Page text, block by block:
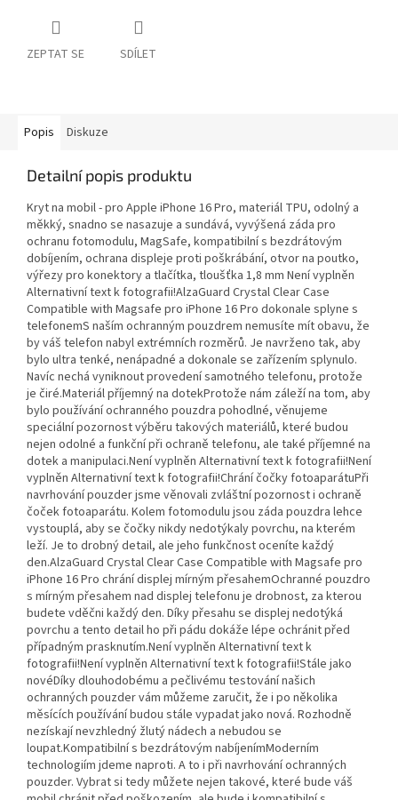
ZEPTAT SE SDÍLET
Popis Diskuze
Detailní popis produktu
Kryt na mobil - pro Apple iPhone 16 Pro, materiál TPU, odolný a
měkký, snadno se nasazuje a sundává, vyvýšená záda pro
ochranu fotomodulu, MagSafe, kompatibilní s bezdrátovým
dobíjením, ochrana displeje proti poškrábání, otvor na poutko,
výřezy pro konektory a tlačítka, tloušťka 1,8 mm Není vyplněn
Alternativní text k fotografii!AlzaGuard Crystal Clear Case
Compatible with Magsafe pro iPhone 16 Pro dokonale splyne s
telefonemS naším ochranným pouzdrem nemusíte mít obavu, že
by váš telefon nabyl extrémních rozměrů. Je navrženo tak, aby
bylo ultra tenké, nenápadné a dokonale se zařízením splynulo.
Navíc nechá vyniknout provedení samotného telefonu, protože
je čiré.Materiál příjemný na dotekProtože nám záleží na tom, aby
bylo používání ochranného pouzdra pohodlné, věnujeme
speciální pozornost výběru takových materiálů, které budou
nejen odolné a funkční při ochraně telefonu, ale také příjemné na
dotek a manipulaci.Není vyplněn Alternativní text k fotografii!Není
vyplněn Alternativní text k fotografii!Chrání čočky fotoaparátuPři
navrhování pouzder jsme věnovali zvláštní pozornost i ochraně
čoček fotoaparátu. Kolem fotomodulu jsou záda pouzdra lehce
vystouplá, aby se čočky nikdy nedotýkaly povrchu, na kterém
leží. Je to drobný detail, ale jeho funkčnost oceníte každý
den.AlzaGuard Crystal Clear Case Compatible with Magsafe pro
iPhone 16 Pro chrání displej mírným přesahemOchranné pouzdro
s mírným přesahem nad displej telefonu je drobnost, za kterou
budete vděčni každý den. Díky přesahu se displej nedotýká
povrchu a tento detail ho při pádu dokáže lépe ochránit před
případným prasknutím.Není vyplněn Alternativní text k
fotografii!Není vyplněn Alternativní text k fotografii!Stále jako
novéDíky dlouhodobému a pečlivému testování našich
ochranných pouzder vám můžeme zaručit, že i po několika
měsících používání budou stále vypadat jako nová. Rozhodně
nezískají nevzhledný žlutý nádech a nebudou se
loupat.Kompatibilní s bezdrátovým nabíjenímModerním
technologiím jdeme naproti. A to i při navrhování ochranných
pouzder. Vybrat si tedy můžete nejen takové, které bude váš